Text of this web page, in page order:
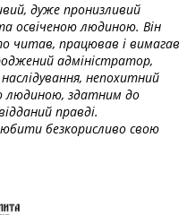
дуже пронизливий
освіченою людиною. Він
читав, працював і вимагав
адміністратор,
непохитний
людиною, здатним до
правді.
безкорисливо свою